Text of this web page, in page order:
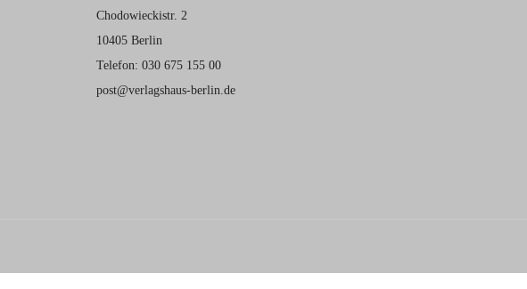
Chodowieckistr. 2
10405 Berlin
Telefon: 030 675 155 00
post@verlagshaus-berlin.de